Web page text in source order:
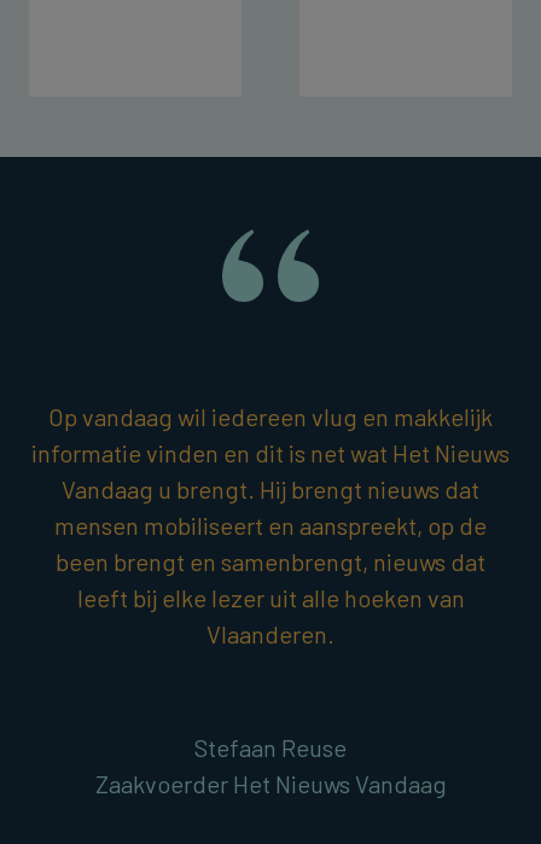
Op vandaag wil iedereen vlug en makkelijk
informatie vinden en dit is net wat Het Nieuws
Vandaag u brengt. Hij brengt nieuws dat
mensen mobiliseert en aanspreekt, op de
been brengt en samenbrengt, nieuws dat
leeft bij elke lezer uit alle hoeken van
Vlaanderen.
Stefaan Reuse
Zaakvoerder Het Nieuws Vandaag